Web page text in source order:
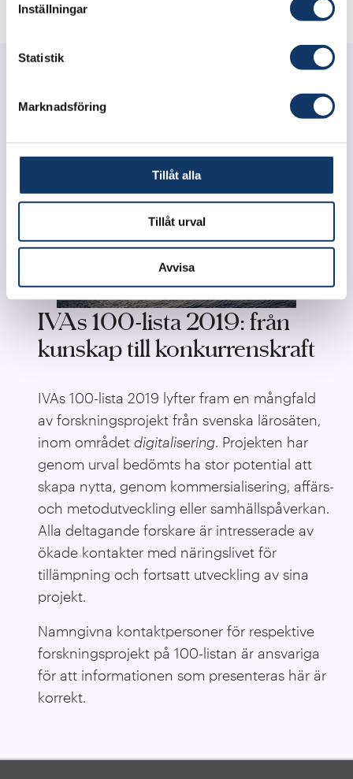
Inställningar
Statistik
Marknadsföring
Tillåt alla
Tillåt urval
Avvisa
IVAs 100-lista 2019: från
kunskap till konkurrenskraft
IVAs 100-lista 2019 lyfter fram en mångfald
av forskningsprojekt från svenska lärosäten,
inom området digitalisering. Projekten har
genom urval bedömts ha stor potential att
skapa nytta, genom kommersialisering, affärs-
och metodutveckling eller samhällspåverkan.
Alla deltagande forskare är intresserade av
ökade kontakter med näringslivet för
tillämpning och fortsatt utveckling av sina
projekt.
Namngivna kontaktpersoner för respektive
forskningsprojekt på 100-listan är ansvariga
för att informationen som presenteras här är
korrekt.